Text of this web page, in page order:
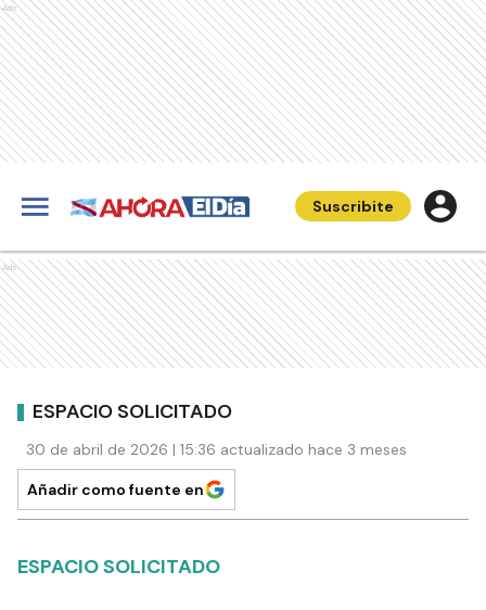
Ads
Suscribite
Ads
ESPACIO SOLICITADO
30 de abril de 2026 | 15:36 actualizado hace 3 meses
Añadir como fuente en
ESPACIO SOLICITADO